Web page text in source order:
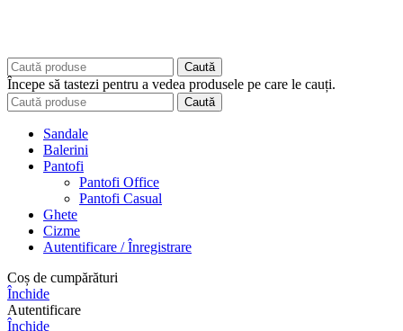
Caută
Începe să tastezi pentru a vedea produsele pe care le cauți.
Caută
Sandale
Balerini
Pantofi
Pantofi Office
Pantofi Casual
Ghete
Cizme
Autentificare / Înregistrare
Coș de cumpărături
Închide
Autentificare
Închide